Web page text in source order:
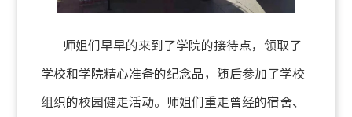
师姐们早早的来到了学院的接待点，领取了
学校和学院精心准备的纪念品，随后参加了学校
组织的校园健走活动。师姐们重走曾经的宿舍、